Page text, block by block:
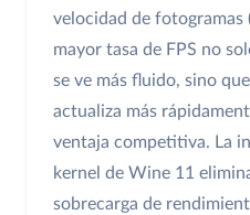
velocidad de fotogramas
mayor tasa de FPS no
se ve más fluido, sino
actualiza más
ventaja competitiva. La
kernel de Wine 11
sobrecarga de